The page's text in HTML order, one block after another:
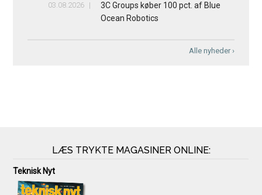
03.08.2026
3C Groups køber 100 pct. af Blue
Ocean Robotics
Alle nyheder ›
LÆS TRYKTE MAGASINER ONLINE:
Teknisk Nyt